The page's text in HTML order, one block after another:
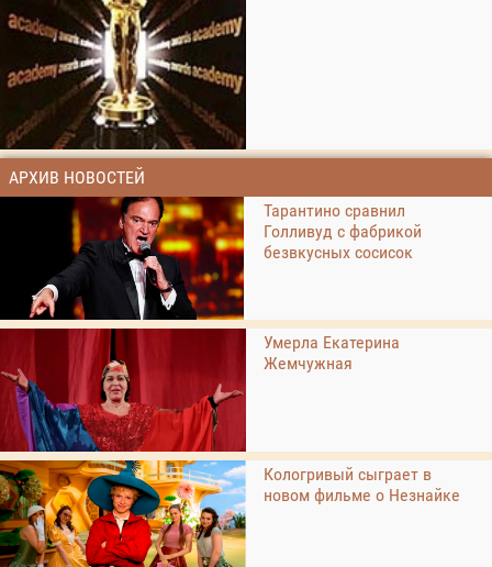
АРХИВ НОВОСТЕЙ
Тарантино сравнил
Голливуд с фабрикой
безвкусных сосисок
Умерла Екатерина
Жемчужная
Кологривый сыграет в
новом фильме о Незнайке